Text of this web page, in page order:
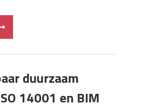
duurzaam
14001 en BIM